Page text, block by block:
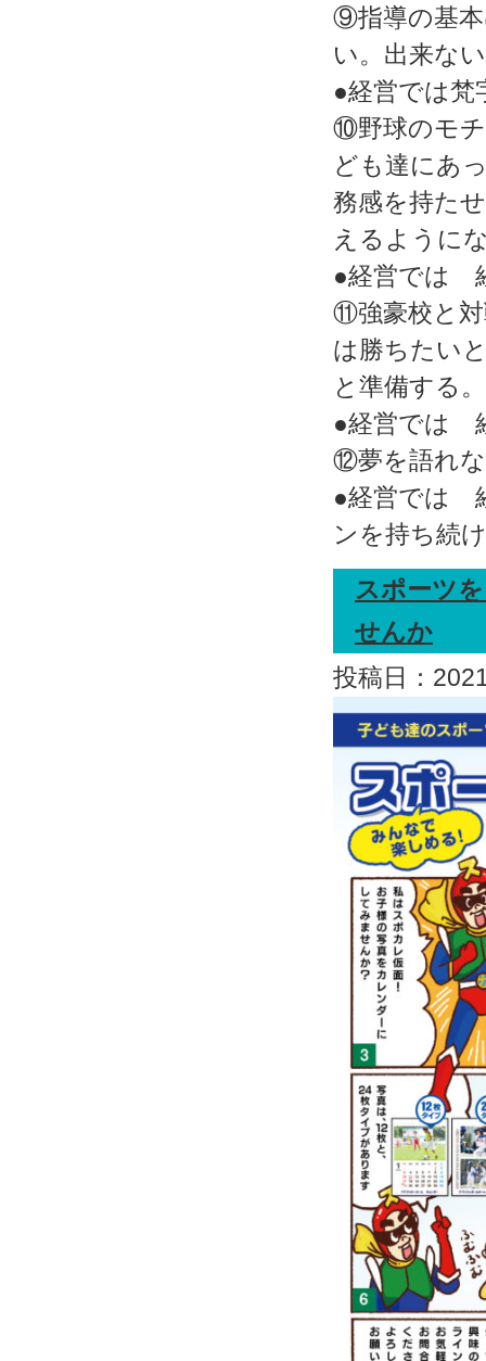
⑨指導の基本
い。出来な
●経営では
⑩野球のモチ
ども達にあ
務感を持た
えるように
●経営では
⑪強豪校と対
は勝ちたい
と準備する。
●経営では
⑫夢を語れ
●経営では
ンを持ち続
スポーツ
せんか
投稿日：